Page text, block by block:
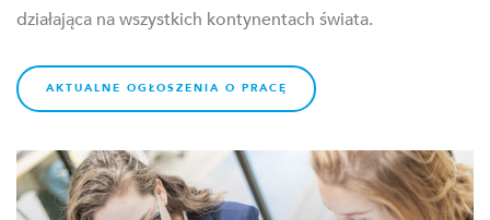
działająca na wszystkich kontynentach świata.
AKTUALNE OGŁOSZENIA O PRACĘ